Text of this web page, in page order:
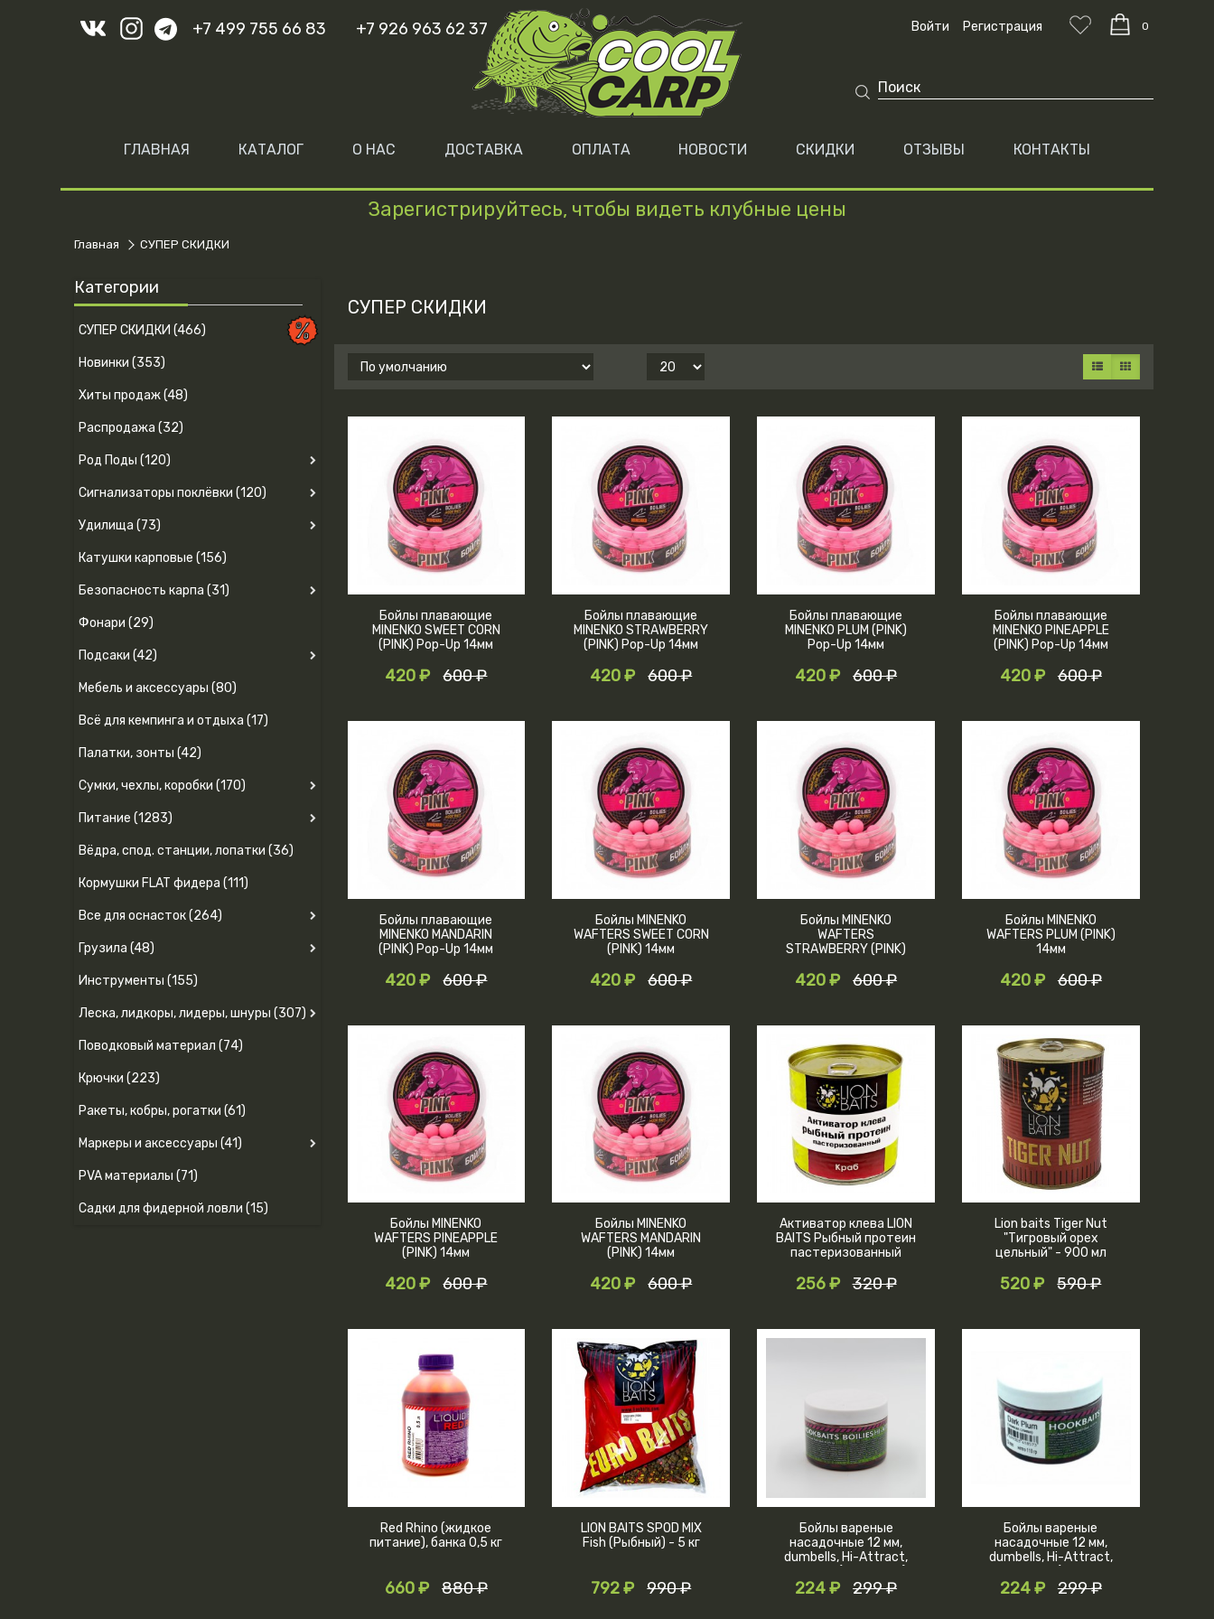
+7 499 755 66 83 +7 926 963 62 37 Войти Регистрация 0
ГЛАВНАЯ КАТАЛОГ О НАС ДОСТАВКА ОПЛАТА НОВОСТИ СКИДКИ ОТЗЫВЫ КОНТАКТЫ
Зарегистрируйтесь, чтобы видеть клубные цены
Главная СУПЕР СКИДКИ
Категории
СУПЕР СКИДКИ (466)
Новинки (353)
Хиты продаж (48)
Распродажа (32)
Род Поды (120)
Сигнализаторы поклёвки (120)
Удилища (73)
Катушки карповые (156)
Безопасность карпа (31)
Фонари (29)
Подсаки (42)
Мебель и аксессуары (80)
Всё для кемпинга и отдыха (17)
Палатки, зонты (42)
Сумки, чехлы, коробки (170)
Питание (1283)
Вёдра, спод. станции, лопатки (36)
Кормушки FLAT фидера (111)
Все для оснасток (264)
Грузила (48)
Инструменты (155)
Леска, лидкоры, лидеры, шнуры (307)
Поводковый материал (74)
Крючки (223)
Ракеты, кобры, рогатки (61)
Маркеры и аксессуары (41)
PVA материалы (71)
Садки для фидерной ловли (15)
СУПЕР СКИДКИ
Бойлы плавающие
MINENKO SWEET CORN
(PINK) Pop-Up 14мм
420 ₽ 600 ₽
Бойлы плавающие
MINENKO STRAWBERRY
(PINK) Pop-Up 14мм
420 ₽ 600 ₽
Бойлы плавающие
MINENKO PLUM (PINK)
Pop-Up 14мм
420 ₽ 600 ₽
Бойлы плавающие
MINENKO PINEAPPLE
(PINK) Pop-Up 14мм
420 ₽ 600 ₽
Бойлы плавающие
MINENKO MANDARIN
(PINK) Pop-Up 14мм
420 ₽ 600 ₽
Бойлы MINENKO
WAFTERS SWEET CORN
(PINK) 14мм
420 ₽ 600 ₽
Бойлы MINENKO
WAFTERS
STRAWBERRY (PINK)
420 ₽ 600 ₽
Бойлы MINENKO
WAFTERS PLUM (PINK)
14мм
420 ₽ 600 ₽
Бойлы MINENKO
WAFTERS PINEAPPLE
(PINK) 14мм
420 ₽ 600 ₽
Бойлы MINENKO
WAFTERS MANDARIN
(PINK) 14мм
420 ₽ 600 ₽
Активатор клева LION
BAITS Рыбный протеин
пастеризованный
256 ₽ 320 ₽
Lion baits Tiger Nut
"Тигровый орех
цельный" - 900 мл
520 ₽ 590 ₽
Red Rhino (жидкое
питание), банка 0,5 кг
660 ₽ 880 ₽
LION BAITS SPOD MIX
Fish (Рыбный) - 5 кг
792 ₽ 990 ₽
Бойлы вареные
насадочные 12 мм,
dumbells, Hi-Attract,
банка 110 грамм
224 ₽ 299 ₽
Бойлы вареные
насадочные 12 мм,
dumbells, Hi-Attract,
слива), банка, 110
224 ₽ 299 ₽